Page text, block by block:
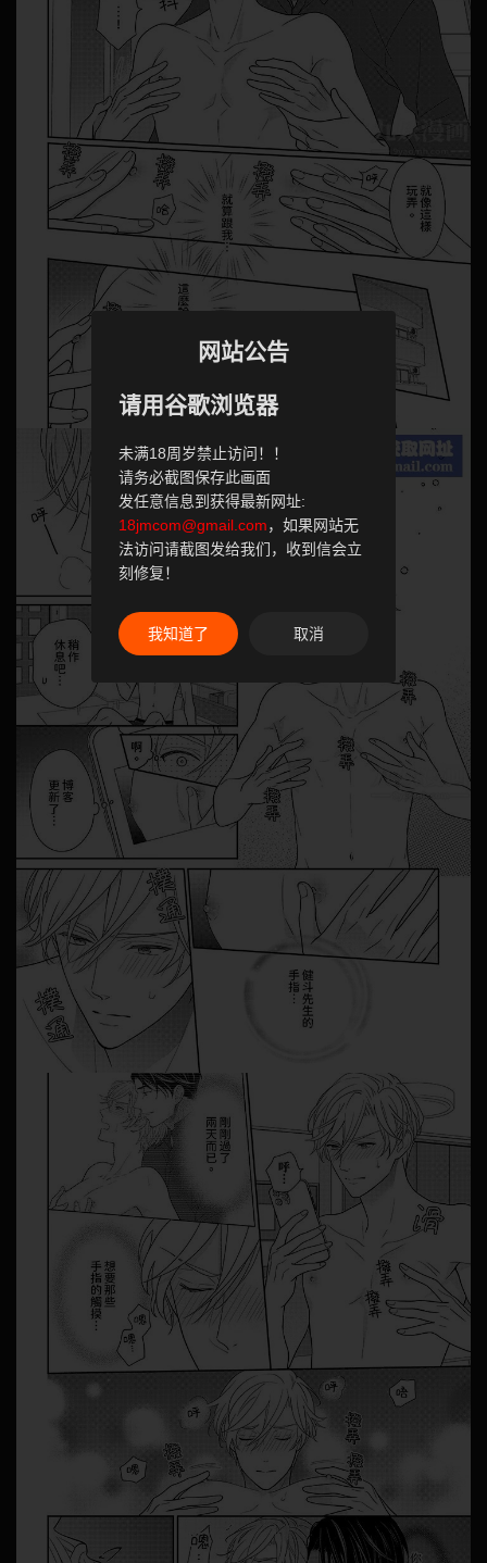
网站公告
请用谷歌浏览器
未满18周岁禁止访问！！
请务必截图保存此画面
发任意信息到获得最新网址:
18jmcom@gmail.com，如果网站无
法访问请截图发给我们，收到信会立
刻修复！
我知道了 取消